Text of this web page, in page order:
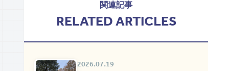
関連記事
RELATED ARTICLES
2026.07.19